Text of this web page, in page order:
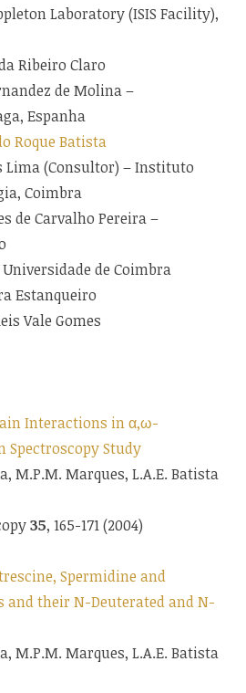
Laboratory (ISIS Facility),
Ribeiro Claro
de Molina –
Espanha
Roque Batista
Lima (Consultor) – Instituto
Coimbra
de Carvalho Pereira –
de Coimbra
Estanqueiro
Vale Gomes
Interactions in α,ω-
Spectroscopy Study
M.P.M. Marques, L.A.E. Batista
35, 165-171 (2004)
Spermidine and
and their N-Deuterated and N-
M.P.M. Marques, L.A.E. Batista